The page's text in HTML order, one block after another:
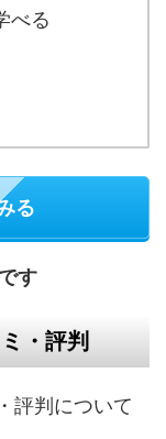
べる
る
す
・評判
評判について